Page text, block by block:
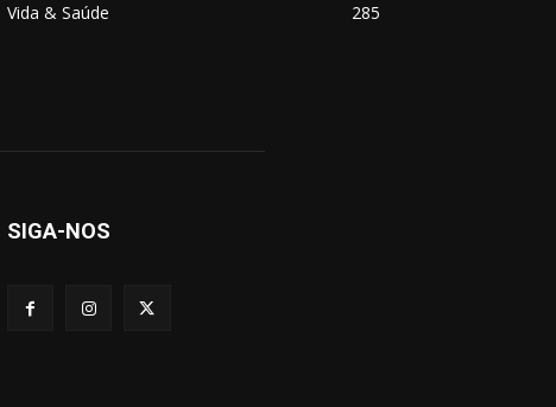
Vida & Saúde
285
SIGA-NOS